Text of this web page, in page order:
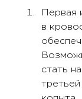
Первая
в
стать